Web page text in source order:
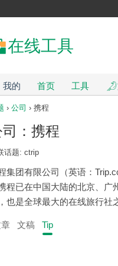
在线工具
我的 首页 工具
› 公司 › 携程
：携程
话题: ctrip
集团有限公司（英语：
程已在中国大陆的北京、广
也是全球最大的在线旅行社
文稿 Tip